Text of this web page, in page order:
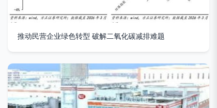
推动民营企业绿色转型 破解二氧化碳减排难题